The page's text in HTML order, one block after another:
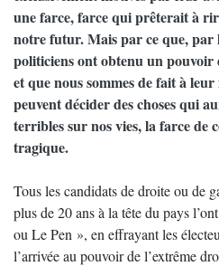
une farce, farce qui prêterait à
notre futur. Mais par ce que, par
politiciens ont obtenu un pouvoir
et que nous sommes de fait à
peuvent décider des choses qui
terribles sur nos vies, la farce de
tragique.
Tous les candidats de droite ou de
plus de 20 ans à la tête du pays
ou Le Pen », en effrayant les
l’arrivée au pouvoir de l’extrême